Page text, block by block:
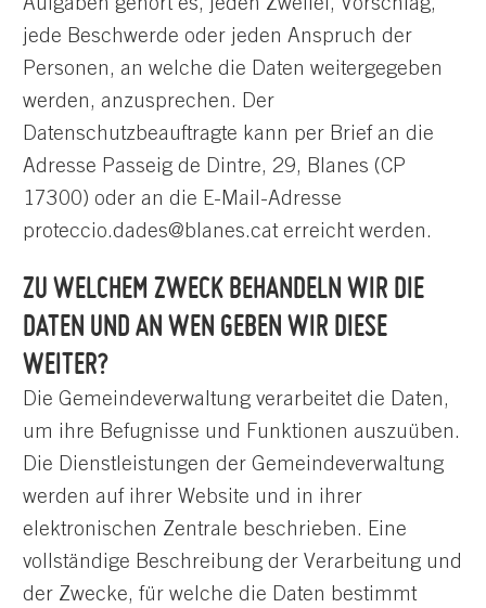
Aufgaben gehört es, jeden Zweifel, Vorschlag,
jede Beschwerde oder jeden Anspruch der
Personen, an welche die Daten weitergegeben
werden, anzusprechen. Der
Datenschutzbeauftragte kann per Brief an die
Adresse Passeig de Dintre, 29, Blanes (CP
17300) oder an die E-Mail-Adresse
proteccio.dades@blanes.cat erreicht werden.
ZU WELCHEM ZWECK BEHANDELN WIR DIE
DATEN UND AN WEN GEBEN WIR DIESE
WEITER?
Die Gemeindeverwaltung verarbeitet die Daten,
um ihre Befugnisse und Funktionen auszuüben.
Die Dienstleistungen der Gemeindeverwaltung
werden auf ihrer Website und in ihrer
elektronischen Zentrale beschrieben. Eine
vollständige Beschreibung der Verarbeitung und
der Zwecke, für welche die Daten bestimmt